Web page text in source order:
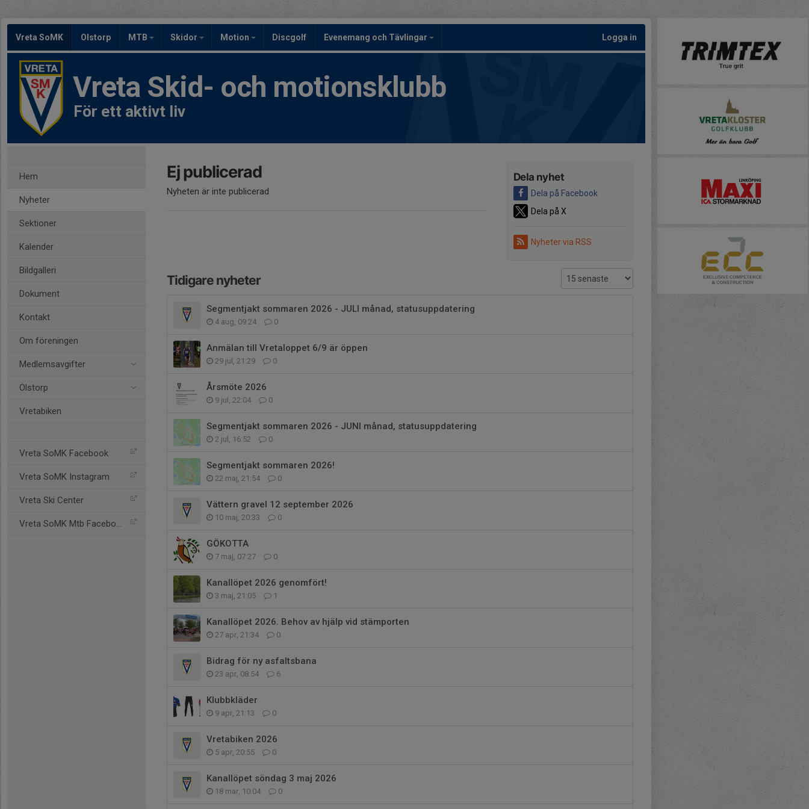
Vreta SoMK Olstorp MTB Skidor Motion Discgolf Evenemang och Tävlingar Logga in
Vreta Skid- och motionsklubb
För ett aktivt liv
Hem
Nyheter
Sektioner
Kalender
Bildgalleri
Dokument
Kontakt
Om föreningen
Medlemsavgifter
Olstorp
Vretabiken
Vreta SoMK Facebook
Vreta SoMK Instagram
Vreta Ski Center
Vreta SoMK Mtb Facebook
Dela nyhet
Dela på Facebook
Dela på X
Nyheter via RSS
Ej publicerad
Nyheten är inte publicerad
Tidigare nyheter
Segmentjakt sommaren 2026 - JULI månad, statusuppdatering
4 aug, 09:24 0
Anmälan till Vretaloppet 6/9 är öppen
29 jul, 21:29 0
Årsmöte 2026
9 jul, 22:04 0
Segmentjakt sommaren 2026 - JUNI månad, statusuppdatering
2 jul, 16:52 0
Segmentjakt sommaren 2026!
22 maj, 21:54 0
Vättern gravel 12 september 2026
10 maj, 20:33 0
GÖKOTTA
7 maj, 07:27 0
Kanallöpet 2026 genomfört!
3 maj, 21:05 1
Kanallöpet 2026. Behov av hjälp vid stämporten
27 apr, 21:34 0
Bidrag för ny asfaltsbana
23 apr, 08:54 6
Klubbkläder
9 apr, 21:13 0
Vretabiken 2026
5 apr, 20:55 0
Kanallöpet söndag 3 maj 2026
18 mar, 10:04 0